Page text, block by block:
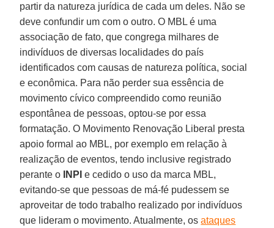
partir da natureza jurídica de cada um deles. Não se
deve confundir um com o outro. O MBL é uma
associação de fato, que congrega milhares de
indivíduos de diversas localidades do país
identificados com causas de natureza política, social
e econômica. Para não perder sua essência de
movimento cívico compreendido como reunião
espontânea de pessoas, optou-se por essa
formatação. O Movimento Renovação Liberal presta
apoio formal ao MBL, por exemplo em relação à
realização de eventos, tendo inclusive registrado
perante o
INPI e cedido o uso da marca MBL,
evitando-se que pessoas de má-fé pudessem se
aproveitar de todo trabalho realizado por indivíduos
que lideram o movimento. Atualmente, osataques